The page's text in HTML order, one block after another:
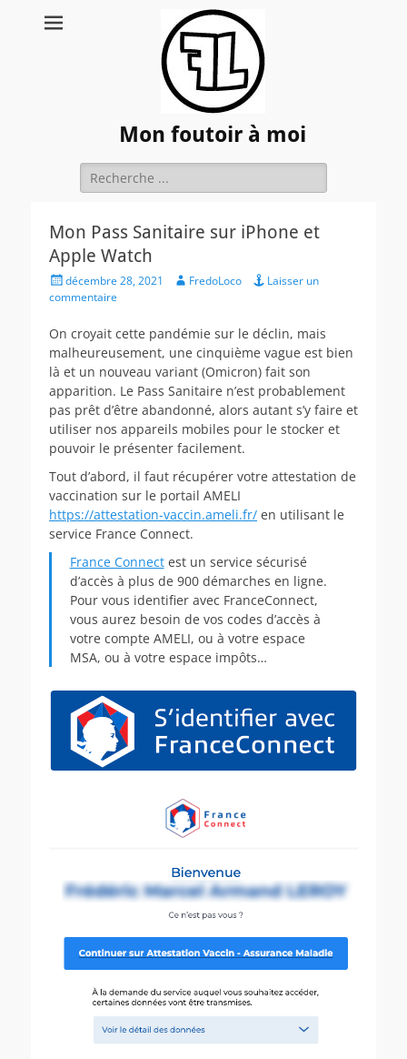
Mon foutoir à moi
Rechercher :
Mon Pass Sanitaire sur iPhone et
Apple Watch
Posted
on
décembre 28, 2021 AuthorFredoLoco
Laisser un
commentaire
On croyait cette pandémie sur le déclin, mais
malheureusement, une cinquième vague est bien
là et un nouveau variant (Omicron) fait son
apparition. Le Pass Sanitaire n’est probablement
pas prêt d’être abandonné, alors autant s’y faire et
utiliser nos appareils mobiles pour le stocker et
pouvoir le présenter facilement.
Tout d’abord, il faut récupérer votre attestation de
vaccination sur le portail AMELI
https://attestation-vaccin.ameli.fr/ en utilisant le
service France Connect.
France Connectest un service sécurisé
d’accès à plus de 900 démarches en ligne.
Pour vous identifier avec FranceConnect,
vous aurez besoin de vos codes d’accès à
votre compte AMELI, ou à votre espace
MSA, ou à votre espace impôts…